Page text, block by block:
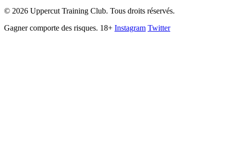
© 2026 Uppercut Training Club. Tous droits réservés.
Gagner comporte des risques. 18+ Instagram Twitter